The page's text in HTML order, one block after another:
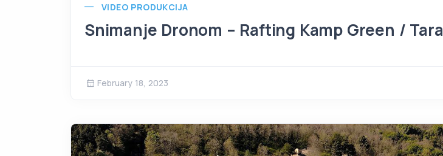
VIDEO PRODUKCIJA
Snimanje Dronom – Rafting Kamp Green / Tara
February 18, 2023